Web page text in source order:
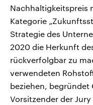
Nachhaltigkeitspreis
Kategorie
Strategie des
2020 die Herkunft
rückverfolgbar zu
verwendeten
beziehen, begründet
Vorsitzender der